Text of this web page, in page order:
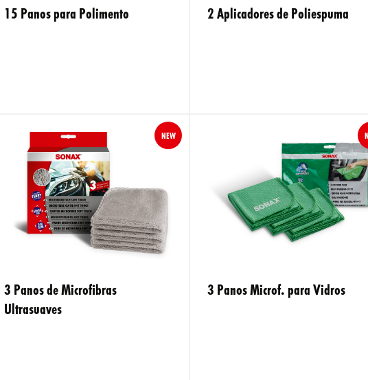
15 Panos para Polimento 2 Aplicadores de Poliespuma
NEW
3 Panos de Microfibras
Ultrasuaves
3 Panos Microf. para Vidros